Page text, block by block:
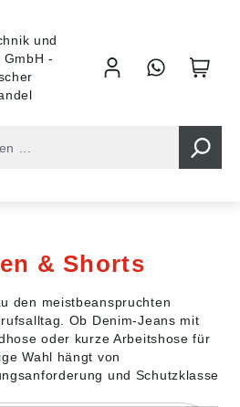
& Shorts
den meistbeanspruchten
Ob Denim-Jeans mit
oder kurze Arbeitshose für
Wahl hängt von
und Schutzklasse